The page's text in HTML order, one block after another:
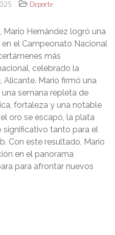
Deporte
Mario Hernández logró una
el Campeonato Nacional
más
celebrado la
Alicante. Mario firmó una
semana repleta de
fortaleza y una notable
oro se escapó, la plata
significativo tanto para el
Con este resultado, Mario
en el panorama
para afrontar nuevos